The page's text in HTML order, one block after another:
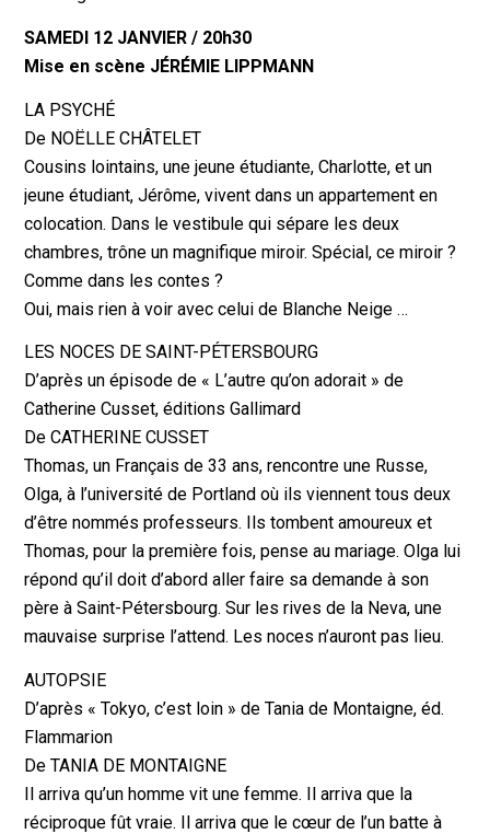
SAMEDI 12 JANVIER / 20h30
Mise en scène JÉRÉMIE LIPPMANN
LA PSYCHÉ
De NOËLLE CHÂTELET
Cousins lointains, une jeune étudiante, Charlotte, et un
jeune étudiant, Jérôme, vivent dans un appartement en
colocation. Dans le vestibule qui sépare les deux
chambres, trône un magnifique miroir. Spécial, ce miroir ?
Comme dans les contes ?
Oui, mais rien à voir avec celui de Blanche Neige …
LES NOCES DE SAINT-PÉTERSBOURG
D’après un épisode de « L’autre qu’on adorait » de
Catherine Cusset, éditions Gallimard
De CATHERINE CUSSET
Thomas, un Français de 33 ans, rencontre une Russe,
Olga, à l’université de Portland où ils viennent tous deux
d’être nommés professeurs. Ils tombent amoureux et
Thomas, pour la première fois, pense au mariage. Olga lui
répond qu’il doit d’abord aller faire sa demande à son
père à Saint-Pétersbourg. Sur les rives de la Neva, une
mauvaise surprise l’attend. Les noces n’auront pas lieu.
AUTOPSIE
D’après « Tokyo, c’est loin » de Tania de Montaigne, éd.
Flammarion
De TANIA DE MONTAIGNE
Il arriva qu’un homme vit une femme. Il arriva que la
réciproque fût vraie. Il arriva que le cœur de l’un batte à